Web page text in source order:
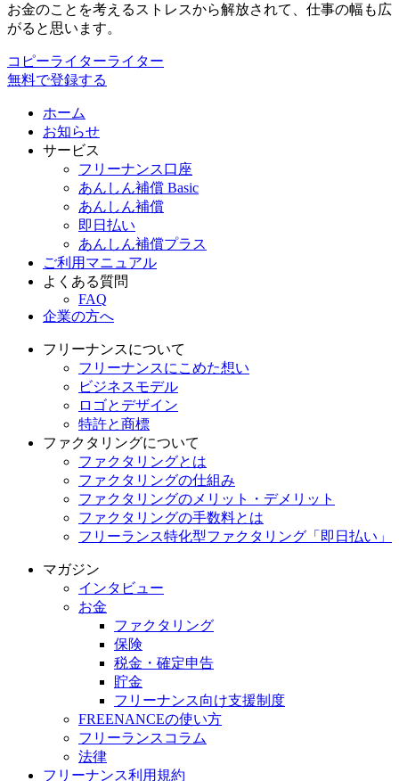
お金のことを考えるストレスから解放されて、仕事の幅も広
がると思います。
コピーライターライター
無料で登録する
ホーム
お知らせ
サービス
フリーナンス口座
あんしん補償 Basic
あんしん補償
即日払い
あんしん補償プラス
ご利用マニュアル
よくある質問
FAQ
企業の方へ
フリーナンスについて
フリーナンスにこめた想い
ビジネスモデル
ロゴとデザイン
特許と商標
ファクタリングについて
ファクタリングとは
ファクタリングの仕組み
ファクタリングのメリット・デメリット
ファクタリングの手数料とは
フリーランス特化型ファクタリング「即日払い」
マガジン
インタビュー
お金
ファクタリング
保険
税金・確定申告
貯金
フリーナンス向け支援制度
FREENANCEの使い方
フリーランスコラム
法律
フリーナンス利用規約